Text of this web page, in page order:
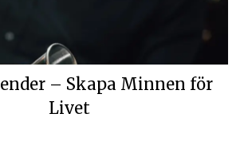
– Skapa Minnen för
Livet